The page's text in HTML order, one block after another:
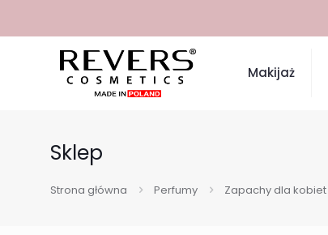
Makijaż
Sklep
Strona główna Perfumy Zapachy dla kobiet